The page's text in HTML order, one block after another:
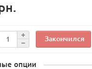
Закончился
опции